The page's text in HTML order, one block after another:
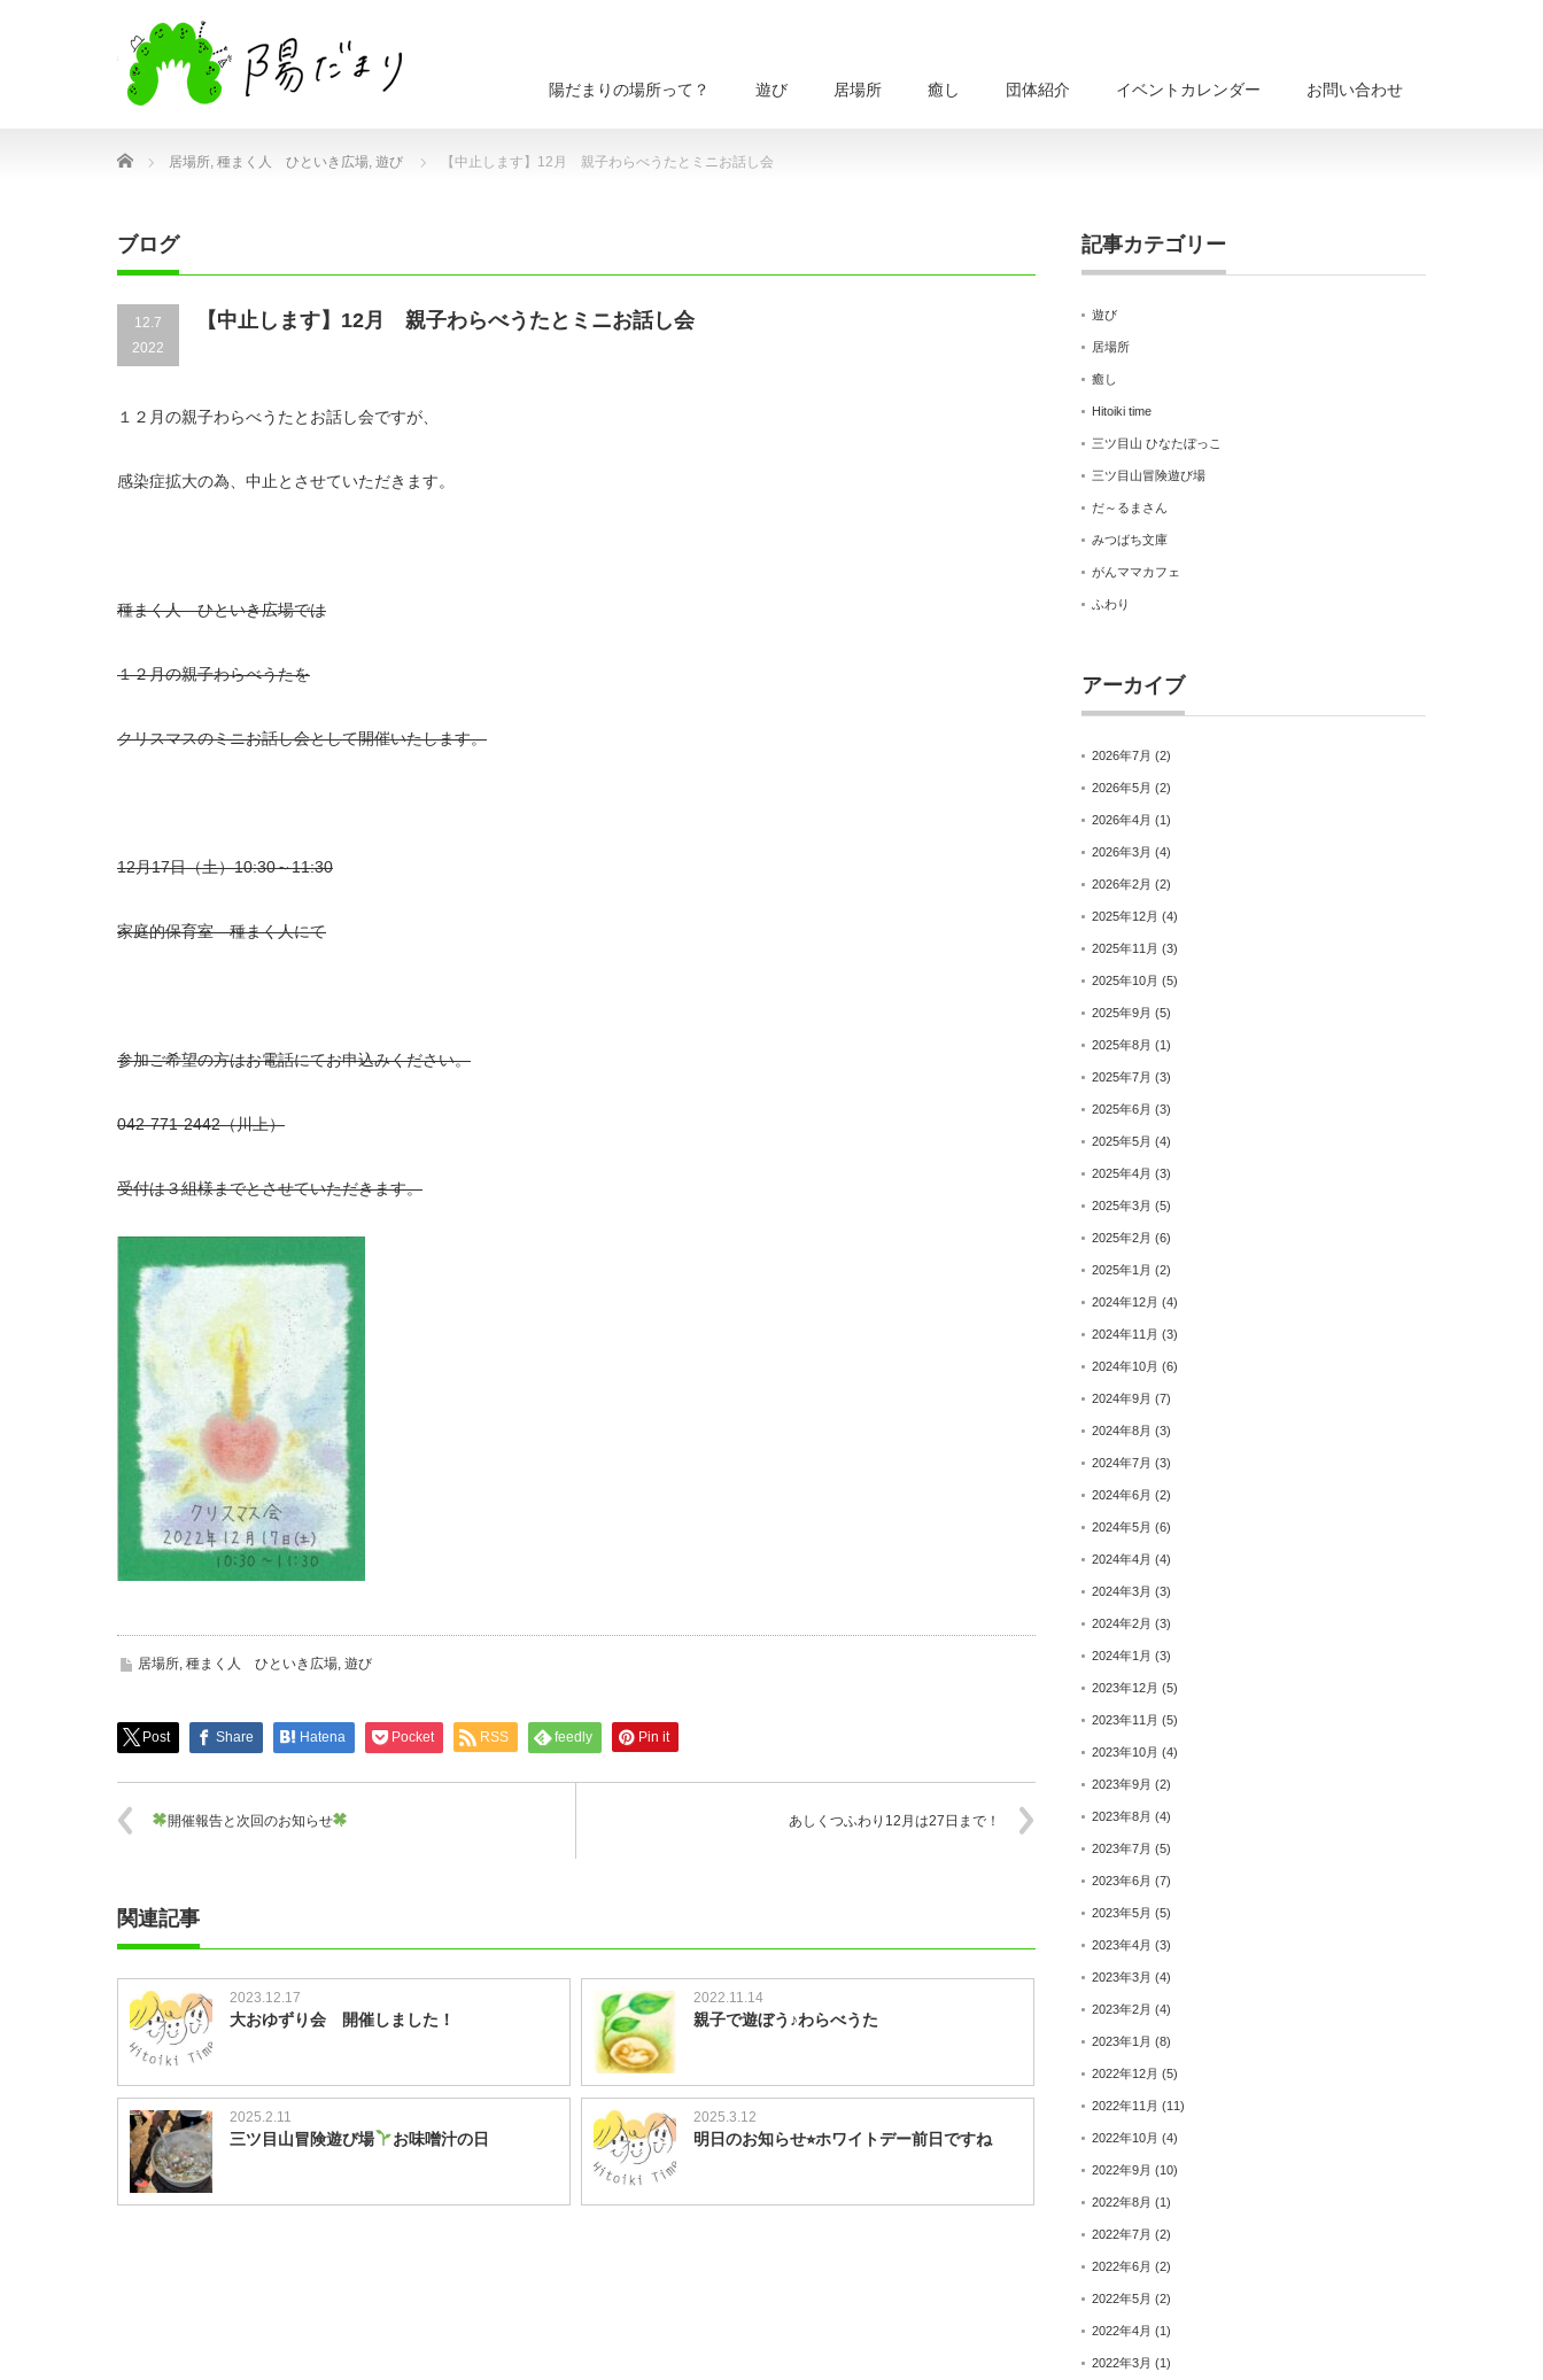
陽だまりの場所って？ 遊び 居場所 癒し 団体紹介 イベントカレンダー お問い合わせ
Home 居場所, 種まく人 ひといき広場, 遊び 【中止します】12月 親子わらべうたとミニお話し会
ブログ
12.7
2022
【中止します】12月 親子わらべうたとミニお話し会
１２月の親子わらべうたとお話し会ですが、
感染症拡大の為、中止とさせていただきます。
種まく人 ひといき広場では
１２月の親子わらべうたを
クリスマスのミニお話し会として開催いたします。
12月17日（土）10:30～11:30
家庭的保育室 種まく人にて
参加ご希望の方はお電話にてお申込みください。
042-771-2442（川上）
受付は３組様までとさせていただきます。
居場所, 種まく人 ひといき広場, 遊び
Post Share Hatena Pocket RSS feedly Pin it
開催報告と次回のお知らせ あしくつふわり12月は27日まで！
関連記事
2023.12.17
大おゆずり会 開催しました！
2022.11.14
親子で遊ぼう♪わらべうた
2025.2.11
三ツ目山冒険遊び場 お味噌汁の日
2025.3.12
明日のお知らせ⭐︎ホワイトデー前日ですね
記事カテゴリー
遊び
居場所
癒し
Hitoiki time
三ツ目山 ひなたぼっこ
三ツ目山冒険遊び場
だ～るまさん
みつばち文庫
がんママカフェ
ふわり
アーカイブ
2026年7月 (2)
2026年5月 (2)
2026年4月 (1)
2026年3月 (4)
2026年2月 (2)
2025年12月 (4)
2025年11月 (3)
2025年10月 (5)
2025年9月 (5)
2025年8月 (1)
2025年7月 (3)
2025年6月 (3)
2025年5月 (4)
2025年4月 (3)
2025年3月 (5)
2025年2月 (6)
2025年1月 (2)
2024年12月 (4)
2024年11月 (3)
2024年10月 (6)
2024年9月 (7)
2024年8月 (3)
2024年7月 (3)
2024年6月 (2)
2024年5月 (6)
2024年4月 (4)
2024年3月 (3)
2024年2月 (3)
2024年1月 (3)
2023年12月 (5)
2023年11月 (5)
2023年10月 (4)
2023年9月 (2)
2023年8月 (4)
2023年7月 (5)
2023年6月 (7)
2023年5月 (5)
2023年4月 (3)
2023年3月 (4)
2023年2月 (4)
2023年1月 (8)
2022年12月 (5)
2022年11月 (11)
2022年10月 (4)
2022年9月 (10)
2022年8月 (1)
2022年7月 (2)
2022年6月 (2)
2022年5月 (2)
2022年4月 (1)
2022年3月 (1)